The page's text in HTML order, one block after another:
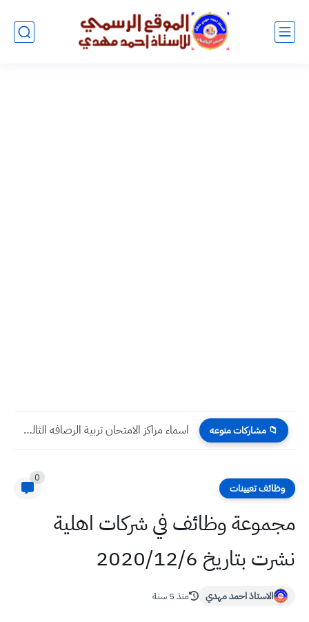
📁 مشاركات منوعه اسماء مراكز الامتحان تربية الرصافه الثالثه طلبة الخارجي لامتحانات التمهيدي...
وظائف تعيينات
0
مجموعة وظائف في شركات اهلية
نشرت بتاريخ 2020/12/6
الاستاذ احمد مهدي منذ 5 سنة